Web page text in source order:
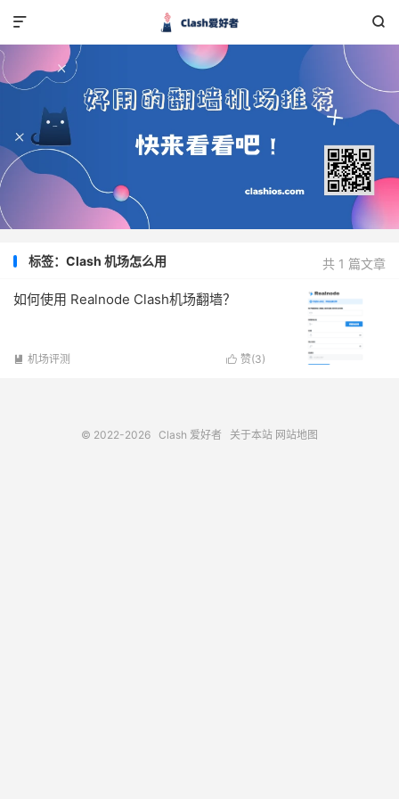


共 1 篇文章
标签：Clash 机场怎么用
如何使用 Realnode Clash机场翻墙？
 赞(3)
 机场评测
© 2022-2026 Clash 爱好者 关于本站 网站地图